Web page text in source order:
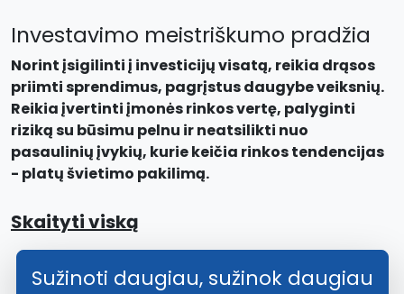
Investavimo meistriškumo pradžia
Norint įsigilinti į investicijų visatą, reikia drąsos
priimti sprendimus, pagrįstus daugybe veiksnių.
Reikia įvertinti įmonės rinkos vertę, palyginti
riziką su būsimu pelnu ir neatsilikti nuo
pasaulinių įvykių, kurie keičia rinkos tendencijas
- platų švietimo pakilimą.
Skaityti viską
Sužinoti daugiau, sužinok daugiau